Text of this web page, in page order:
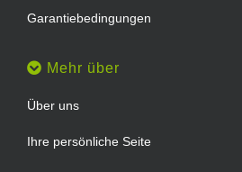
Garantiebedingungen
Mehr über
Über uns
Ihre persönliche Seite